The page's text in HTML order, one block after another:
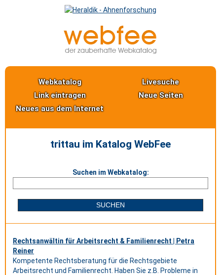
Webkatalog
Livesuche
Link eintragen
Neue Seiten
Neues aus dem Internet
trittau im Katalog WebFee
Suchen im Webkatalog:
Rechtsanwältin für Arbeitsrecht & Familienrecht | Petra
Reiner
Kompetente Rechtsberatung für die Rechtsgebiete
Arbeitsrecht und Familienrecht. Haben Sie z.B. Probleme in